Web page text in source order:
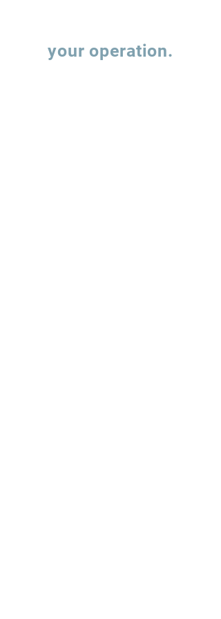
your operation.